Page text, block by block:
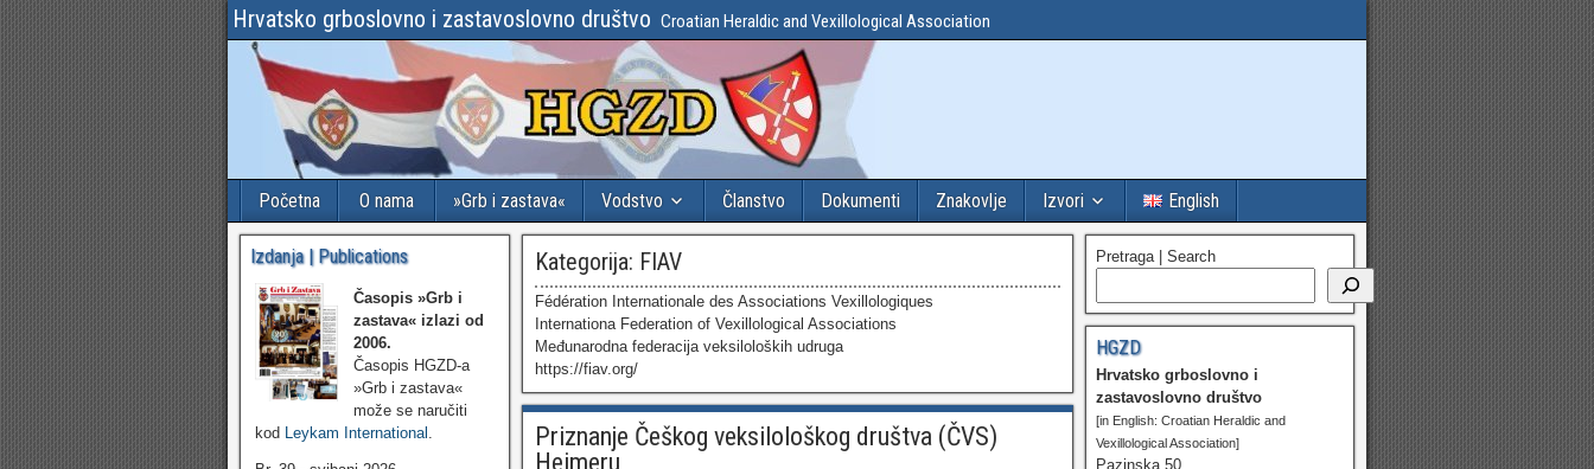
Hrvatsko grboslovno i zastavoslovno društvo Croatian Heraldic and Vexillological Association
Početna O nama »Grb i zastava« Vodstvo Članstvo Dokumenti Znakovlje Izvori English
Kategorija: FIAV
Fédération Internationale des Associations Vexillologiques
Internationa Federation of Vexillological Associations
Međunarodna federacija veksiloloških udruga
https://fiav.org/
Priznanje Češkog veksilološkog društva (ČVS)
Heimeru
Izdanja | Publications
Časopis »Grb i
zastava« izlazi od
2006.
Časopis HGZD-a
»Grb i zastava«
može se naručiti
kod Leykam International
Pretraga | Search
HGZD
Hrvatsko grboslovno i
zastavoslovno društvo
[in English: Croatian Heraldic and
Vexillological Association]
Pazinska 50